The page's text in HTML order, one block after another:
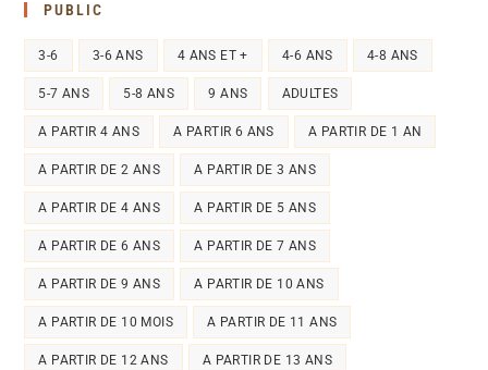
PUBLIC
3-6 3-6 ANS 4 ANS ET + 4-6 ANS 4-8 ANS
5-7 ANS 5-8 ANS 9 ANS ADULTES
A PARTIR 4 ANS A PARTIR 6 ANS A PARTIR DE 1 AN
A PARTIR DE 2 ANS A PARTIR DE 3 ANS
A PARTIR DE 4 ANS A PARTIR DE 5 ANS
A PARTIR DE 6 ANS A PARTIR DE 7 ANS
A PARTIR DE 9 ANS A PARTIR DE 10 ANS
A PARTIR DE 10 MOIS A PARTIR DE 11 ANS
A PARTIR DE 12 ANS A PARTIR DE 13 ANS